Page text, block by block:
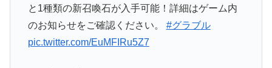
と1種類の新召喚石が入手可能！詳細はゲーム内
のお知らせをご確認ください。 #グラブル
pic.twitter.com/EuMFIRu5Z7